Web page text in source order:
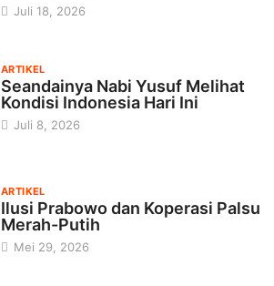
Juli 18, 2026
ARTIKEL
Seandainya Nabi Yusuf Melihat
Kondisi Indonesia Hari Ini
Juli 8, 2026
ARTIKEL
Ilusi Prabowo dan Koperasi Palsu
Merah-Putih
Mei 29, 2026